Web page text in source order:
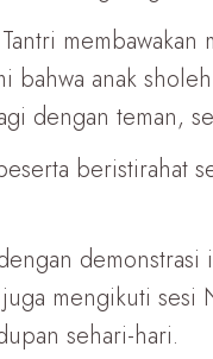
bahwa anak
dengan teman,
beristirahat
mengikuti
sehari-hari.